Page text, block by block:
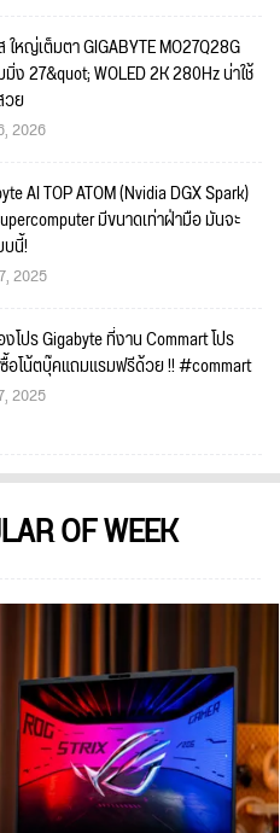
ใหญ่เต็มตา GIGABYTE MO27Q28G
ง 27&quot; WOLED 2K 280Hz น่าใช้
วย
2026
AI TOP ATOM (Nvidia DGX Spark)
มีขนาดเท่าฝ่ามือ มันจะ
นี้!
2025
โปร Gigabyte ที่งาน Commart โปร
อโน้ตบุ๊คแถมแรมฟรีด้วย !! #commart
2025
OF WEEK